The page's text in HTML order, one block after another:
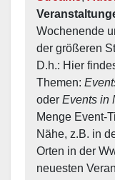
Wochenende
der größeren
D.h.: Hier
Themen:
oder Events in
Menge Event-
Nähe, z.B. in
Orten in der
neuesten